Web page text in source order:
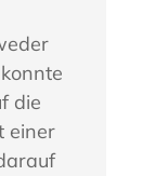
die
einer